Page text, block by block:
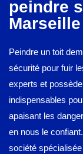
peindre
Marseille
Peindre un toit
sécurité pour fuir
experts et
indispensables
apaisant les
en nous le
société